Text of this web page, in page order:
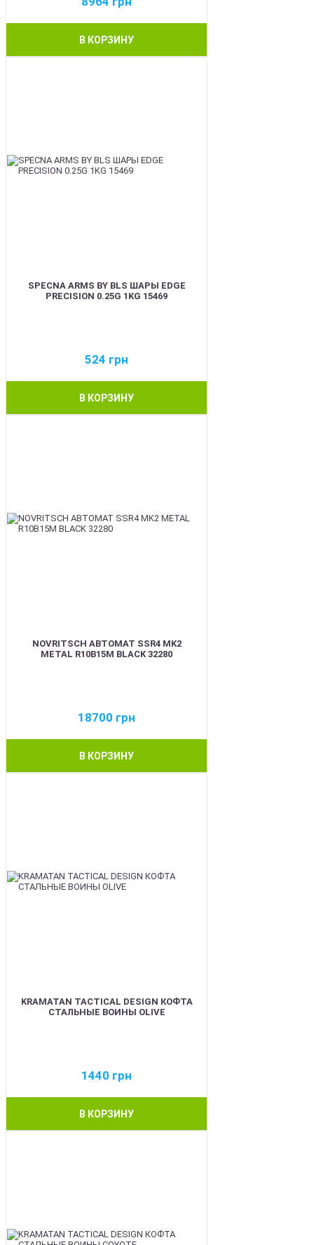
В КОРЗИНУ
SPECNA ARMS BY BLS ШАРЫ EDGE
PRECISION 0.25G 1KG 15469
524 грн
В КОРЗИНУ
NOVRITSCH АВТОМАТ SSR4 MK2
METAL R10B15M BLACK 32280
18700 грн
В КОРЗИНУ
KRAMATAN TACTICAL DESIGN КОФТА
СТАЛЬНЫЕ ВОИНЫ OLIVE
1440 грн
В КОРЗИНУ